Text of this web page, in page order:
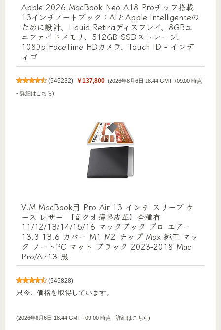
Apple 2026 MacBook Neo A18 Proチップ搭載
13インチノートブック：AIとApple Intelligenceの
ために設計、Liquid Retinaディスプレイ、8GBユ
ニファイドメモリ、512GB SSDストレージ、
1080p FaceTime HDカメラ、Touch ID - インデ
ィゴ
(545232) ￥137,800 (2026年8月6日 18:44 GMT +09:00 時点
- 詳細はこちら)
V.M MacBook用 Pro Air 13 インチ スリーブ ケ
ース レザー 【高クオ薄軽皮革】全種有
11/12/13/14/15/16 マックブック プロ エアー
13.3 13.6 カバー M1 M2 チップ Max 純正 マッ
ク ノートPC マット ブラック 2023-2018 Mac
Pro/Air13 黒
(545828)
只今、価格を取得しています。
(2026年8月6日 18:44 GMT +09:00 時点 - 詳細はこちら)